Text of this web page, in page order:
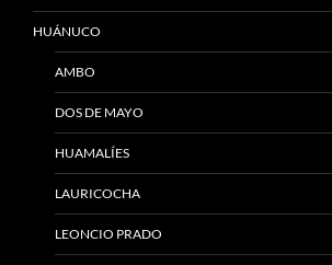
HUÁNUCO
AMBO
DOS DE MAYO
HUAMALÍES
LAURICOCHA
LEONCIO PRADO